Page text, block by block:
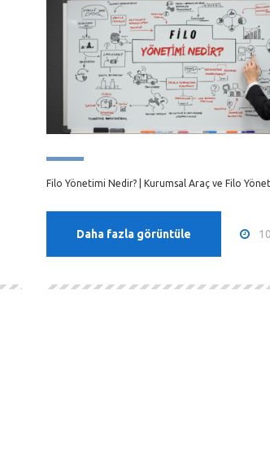
Filo Yönetimi Nedir? | Kurumsal Araç ve Filo
Daha fazla görüntüle